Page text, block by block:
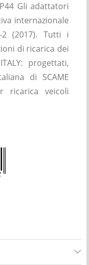
Gli adattatori
internazionale
2 (2017). Tutti i
di ricarica dei
progettati,
di SCAME
ricarica veicoli